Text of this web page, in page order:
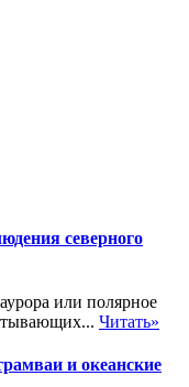
северного
или полярное
Читать»
и океанские